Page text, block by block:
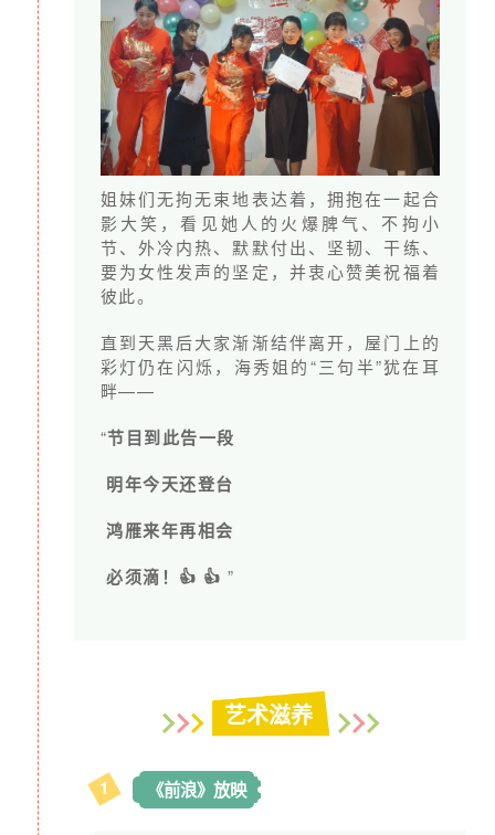
姐妹们无拘无束地表达着，拥抱在一起合
影大笑，看见她人的火爆脾气、不拘小
节、外冷内热、默默付出、坚韧、干练、
要为女性发声的坚定，并衷心赞美祝福着
彼此。
直到天黑后大家渐渐结伴离开，屋门上的
彩灯仍在闪烁，海秀姐的“三句半”犹在耳
畔——
“节目到此告一段
明年今天还登台
鸿雁来年再相会
必须滴！👍 👍 ”
艺术滋养
1 《前浪》放映